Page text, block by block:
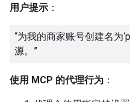
用户提示 ：
“为我的商家账号创建名为
源。”
使用 MCP 的代理行为 ：